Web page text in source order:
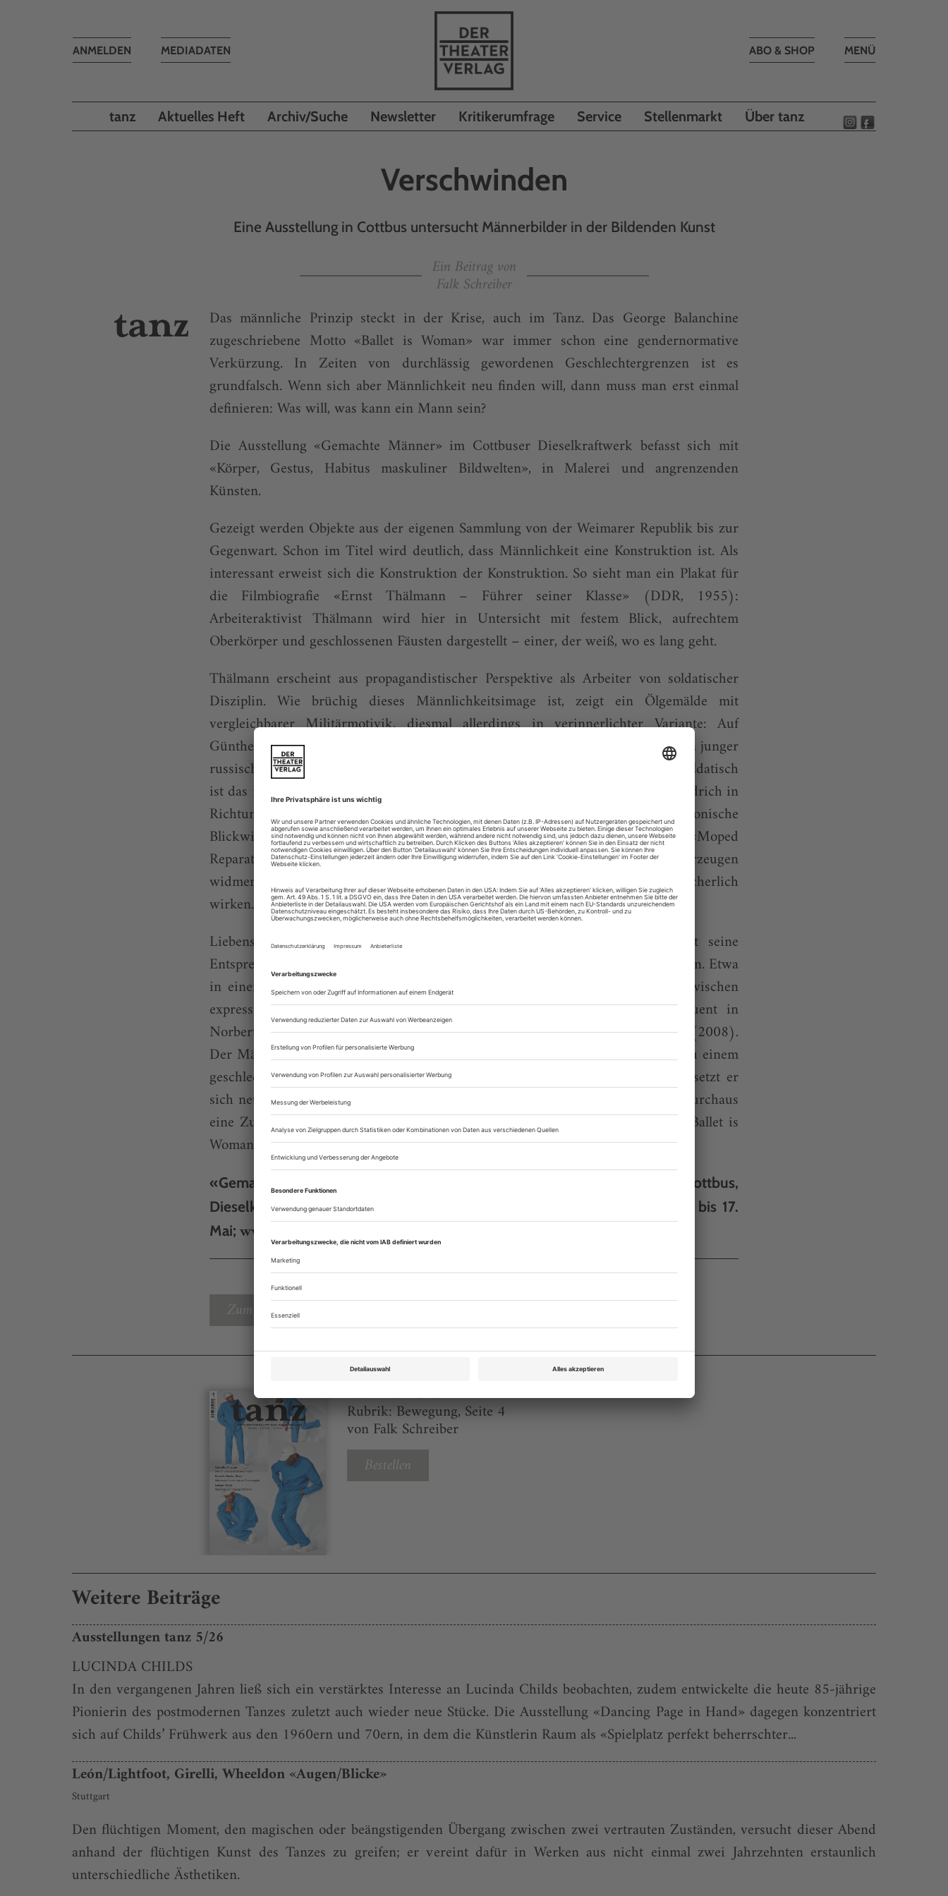
Toggle
MENÜ
ABO & SHOP
MEDIADATEN
Toggle
ANMELDEN
tanz Aktuelles Heft Archiv/Suche Newsletter Kritikerumfrage Service Stellenmarkt Über tanz
Verschwinden
Eine Ausstellung in Cottbus untersucht Männerbilder in der Bildenden Kunst
Ein Beitrag von
Falk Schreiber
Das männliche Prinzip steckt in der Krise, auch im Tanz. Das George Balanchine
zugeschriebene Motto «Ballet is Woman» war immer schon eine gendernormative
Verkürzung. In Zeiten von durchlässig gewordenen Geschlechtergrenzen ist es
grundfalsch. Wenn sich aber Männlichkeit neu finden will, dann muss man erst einmal
definieren: Was will, was kann ein Mann sein?
Die Ausstellung «Gemachte Männer» im Cottbuser Dieselkraftwerk befasst sich mit
«Körper, Gestus, Habitus maskuliner Bildwelten», in Malerei und angrenzenden
Künsten.
Gezeigt werden Objekte aus der eigenen Sammlung von der Weimarer Republik bis zur
Gegenwart. Schon im Titel wird deutlich, dass Männlichkeit eine Konstruktion ist. Als
interessant erweist sich die Konstruktion der Konstruktion. So sieht man ein Plakat für
die Filmbiografie «Ernst Thälmann – Führer seiner Klasse» (DDR, 1955):
Arbeiteraktivist Thälmann wird hier in Untersicht mit festem Blick, aufrechtem
Oberkörper und geschlossenen Fäusten dargestellt – einer, der weiß, wo es lang geht.
Thälmann erscheint aus propagandistischer Perspektive als Arbeiter von soldatischer
Disziplin. Wie brüchig dieses Männlichkeitsimage ist, zeigt ein Ölgemälde mit
vergleichbarer Militärmotivik, diesmal allerdings in verinnerlichter Variante: Auf
Günther Friedrichs «Bildnis des Soldaten Wladimir Puschkarjow» (1967) ist ein junger
russischer Offizier zu sehen, mit in sich gekehrtem, melancholischem Blick. Soldatisch
ist das immer noch, aber heldisch ist daran nichts mehr. Und während sich Friedrich in
Richtung Melancholie bewegt, wählen Manfred Pietsch und Harald Metzkes ironische
Blickwinkel: Pietschs Lithografie «Autokult V» (1976) und Metzkes’ Aquarell «Moped
Reparatur» (1974) porträtieren Männer, die sich mit Leidenschaft ihren Fahrzeugen
widmen und gerade wegen dieser Leidenschaft auf liebenswerte Weise lächerlich
wirken.
Liebenswerte Lächerlichkeit – was nach einem Widerspruch klingt, findet seine
Entsprechung in sich zunehmend auflösenden, festen, muskulösen Männerkörpern. Etwa
in einer titellosen Tuschearbeit von Max Uhlig, bei der das Männerporträt zwischen
expressiven Strichen zu verschwinden beginnt (1983). Oder ganz konsequent in
Norbert Biskys von Techno- und Clubkultur beeinflusstem Ölgemälde «Extase» (2008).
Der Männerkörper diffundiert hier in Rausch und Farbe, in Beats und Sound zu einem
geschlechtslosen Wesen, fluide und lustbetont. Nachdem er verschwunden ist, setzt er
sich neu zusammen. Ironie dieser Entwicklung: Männlichkeit als Konzept hat durchaus
eine Zukunft. Und diese Zukunft verwirklicht sich in der Ekstase, im Tanz. «Ballet is
Woman?» Ganz und gar nicht.
«Gemachte Männer. Körper, Gestus, Habitus maskuliner Bildwelten», Cottbus,
Dieselkraftwerk – Brandenburgisches Landesmuseum für Moderne Kunst, bis 17.
Mai; www.blmk.de
Zum Inhaltsverzeichnis
Rubrik: Bewegung, Seite 4
von Falk Schreiber
Bestellen
Weitere Beiträge
Ausstellungen tanz 5/26
LUCINDA CHILDS
In den vergangenen Jahren ließ sich ein verstärktes Interesse an Lucinda Childs beobachten, zudem entwickelte die heute 85-jährige
Pionierin des postmodernen Tanzes zuletzt auch wieder neue Stücke. Die Ausstellung «Dancing Page in Hand» dagegen konzentriert
sich auf Childs’ Frühwerk aus den 1960ern und 70ern, in dem die Künstlerin Raum als «Spielplatz perfekt beherrschter...
León/Lightfoot, Girelli, Wheeldon «Augen/Blicke»
Stuttgart
Den flüchtigen Moment, den magischen oder beängstigenden Übergang zwischen zwei vertrauten Zuständen, versucht dieser Abend
anhand der flüchtigen Kunst des Tanzes zu greifen; er vereint dafür in Werken aus nicht einmal zwei Jahrzehnten erstaunlich
unterschiedliche Ästhetiken.